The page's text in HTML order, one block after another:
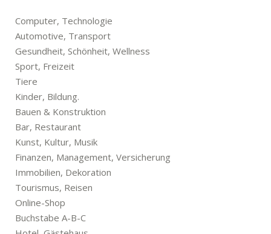
Computer, Technologie
Automotive, Transport
Gesundheit, Schönheit, Wellness
Sport, Freizeit
Tiere
Kinder, Bildung.
Bauen & Konstruktion
Bar, Restaurant
Kunst, Kultur, Musik
Finanzen, Management, Versicherung
Immobilien, Dekoration
Tourismus, Reisen
Online-Shop
Buchstabe A-B-C